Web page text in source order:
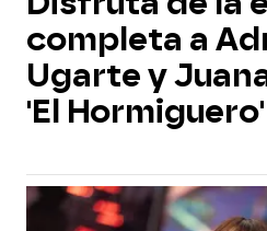
completa a
Ugarte y
'El Hormiguero'